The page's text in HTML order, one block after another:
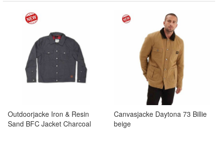
Outdoorjacke Iron & Resin
Sand BFC Jacket Charcoal
Canvasjacke Daytona 73 Billie
beige